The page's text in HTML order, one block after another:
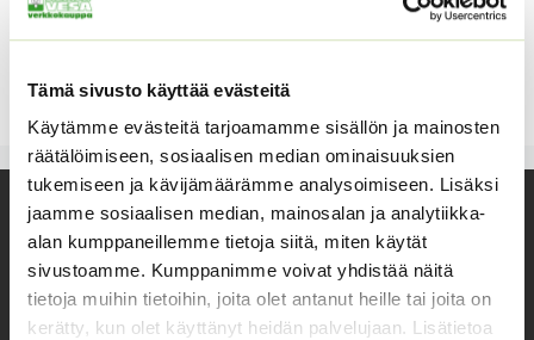
Tämä sivusto käyttää evästeitä
Käytämme evästeitä tarjoamamme sisällön ja mainosten
räätälöimiseen, sosiaalisen median ominaisuuksien
tukemiseen ja kävijämäärämme analysoimiseen. Lisäksi
jaamme sosiaalisen median, mainosalan ja analytiikka-
alan kumppaneillemme tietoja siitä, miten käytät
sivustoamme. Kumppanimme voivat yhdistää näitä
tietoja muihin tietoihin, joita olet antanut heille tai joita on
kerätty, kun olet käyttänyt heidän palvelujaan. Lisätietoa
50 x 100 kokoinen
altakastelumatto, voi leikata
4,95€ Sisältää arvonlisäveron
Yhteystiedot
Asiakaspalvelu avoinna arkisin klo 10-17
02 631 9700